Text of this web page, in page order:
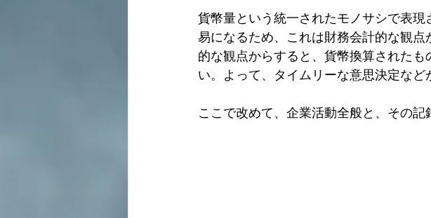
貨幣量という統一されたモノサシで表
易になるため、これは財務会計的な観
的な観点からすると、貨幣換算された
い。よって、タイムリーな意思決定など
ここで改めて、企業活動全般と、その記